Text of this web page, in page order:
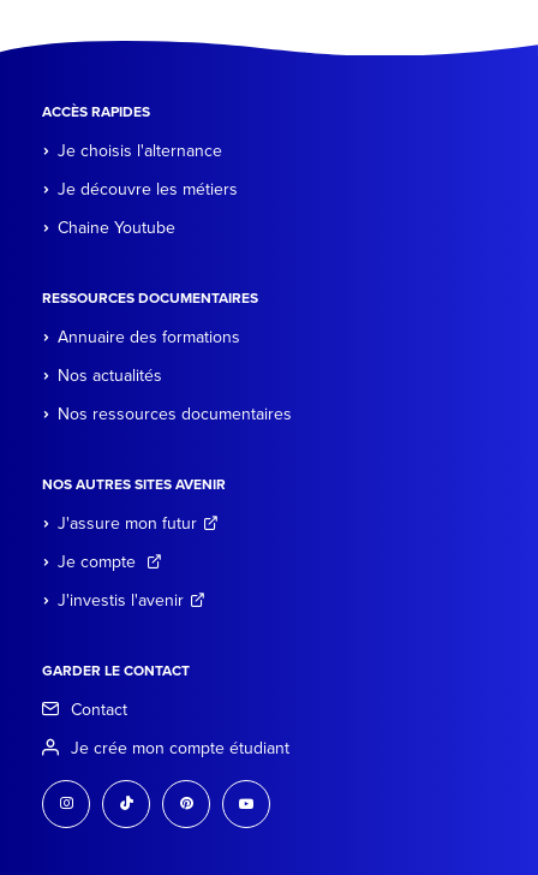
ACCÈS RAPIDES
Je choisis l'alternance
Je découvre les métiers
Chaine Youtube
RESSOURCES DOCUMENTAIRES
Annuaire des formations
Nos actualités
Nos ressources documentaires
NOS AUTRES SITES AVENIR
J'assure mon futur
Je compte
J'investis l'avenir
GARDER LE CONTACT
Contact
Je crée mon compte étudiant
instagram tiktok pinterest youtube